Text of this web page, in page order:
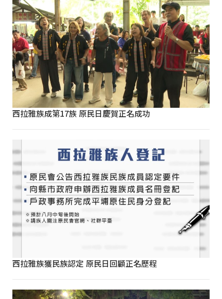
西拉雅族成第17族 原民日慶賀正名成功
西拉雅族獲民族認定 原民日回顧正名歷程